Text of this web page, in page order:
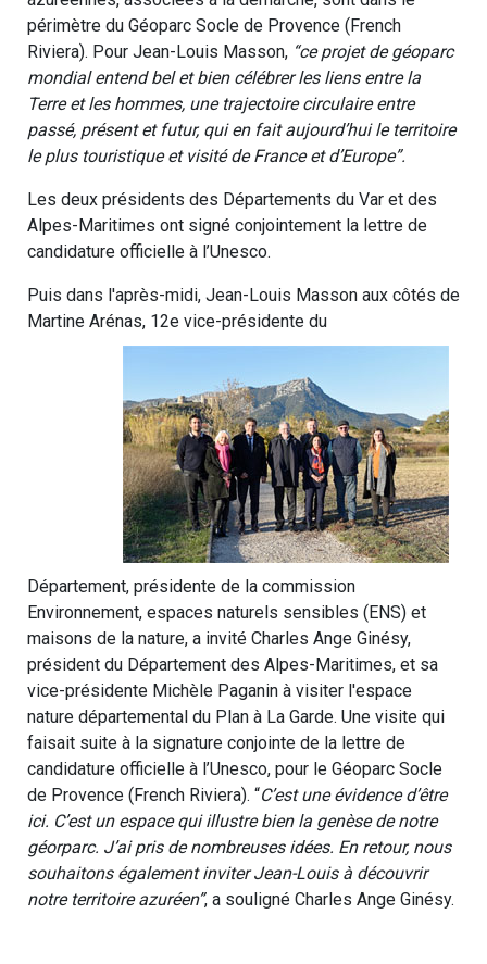
périmètre du Géoparc Socle de Provence (French
Riviera). Pour Jean-Louis Masson, “ce projet de géoparc
mondial entend bel et bien célébrer les liens entre la
Terre et les hommes, une trajectoire circulaire entre
passé, présent et futur, qui en fait aujourd’hui le territoire
le plus touristique et visité de France et d’Europe”.
Les deux présidents des Départements du Var et des
Alpes-Maritimes ont signé conjointement la lettre de
candidature officielle à l’Unesco.
Puis dans l'après-midi, Jean-Louis Masson aux côtés de
Martine Arénas, 12e vice-présidente du
Département, présidente de la commission
Environnement, espaces naturels sensibles (ENS) et
maisons de la nature, a invité Charles Ange Ginésy,
président du Département des Alpes-Maritimes, et sa
vice-présidente Michèle Paganin à visiter l'espace
nature départemental du Plan à La Garde. Une visite qui
faisait suite à la signature conjointe de la lettre de
candidature officielle à l’Unesco, pour le Géoparc Socle
de Provence (French Riviera). “C’est une évidence d’être
ici. C’est un espace qui illustre bien la genèse de notre
géorparc. J’ai pris de nombreuses idées. En retour, nous
souhaitons également inviter Jean-Louis à découvrir
notre territoire azuréen”, a souligné Charles Ange Ginésy.